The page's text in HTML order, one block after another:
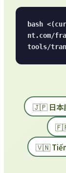
bash
nt.com/
tools/
🇯🇵 日本
🇻🇳